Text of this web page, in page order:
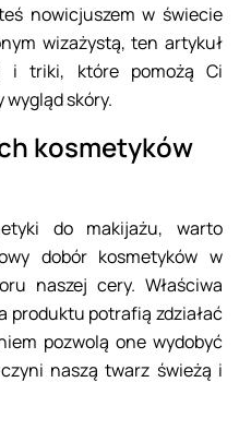
nowicjuszem w świecie
wizażystą, ten artykuł
i triki, które pomożą Ci
skóry.
kosmetyków
do makijażu, warto
dobór kosmetyków w
naszej cery. Właściwa
produktu potrafią zdziałać
pozwolą one wydobyć
naszą twarz świeżą i